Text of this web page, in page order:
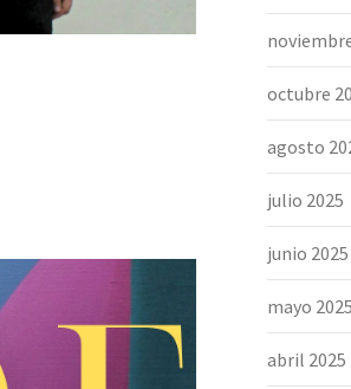
octubre
agosto
julio 2025
junio 2025
mayo 2025
abril 2025